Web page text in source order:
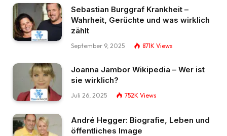
Sebastian Burggraf Krankheit –
Wahrheit, Gerüchte und was wirklich
zählt
September 9, 2025 871K Views
Joanna Jambor Wikipedia – Wer ist
sie wirklich?
Juli 26, 2025 752K Views
André Hegger: Biografie, Leben und
öffentliches Image